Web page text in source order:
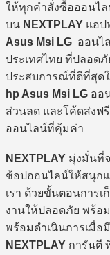
ให้ทุกคำสั่งซื้อออนไ
บน NEXTPLAY แอป
Asus Msi LG ออนไ
ประเทศไทย ที่ปลอด
ประสบการณ์ที่ดีที่สุด
hp Asus Msi LG ออ
ส่วนลด และโค้ดส่งฟ
ออนไลน์ที่คุ้มค่า
NEXTPLAY มุ่งมั่นที่
ช้อปออนไลน์ให้สนุก
เรา ด้วยขั้นตอนการ
งานให้ปลอดภัย พร้อ
พร้อมดำเนินการเมื่อ
NEXTPLAY การันตี